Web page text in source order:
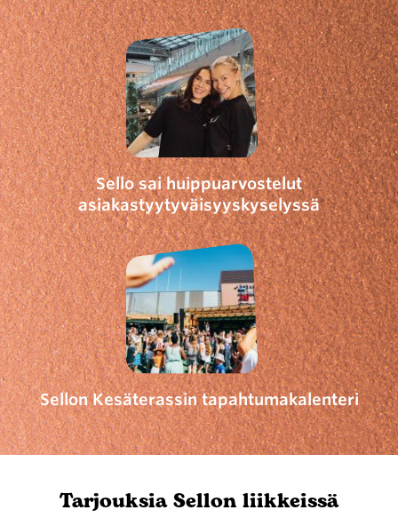
Sello sai huippuarvostelut
asiakastyytyväisyyskyselyssä
Sellon Kesäterassin tapahtumakalenteri
Tarjouksia Sellon liikkeissä